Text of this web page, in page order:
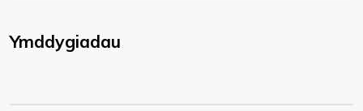
Ymddygiadau